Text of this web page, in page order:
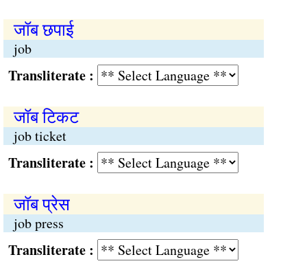
जॉब छपाई
job
:
जॉब टिकट
job ticket
:
जॉब प्रेस
job press
: